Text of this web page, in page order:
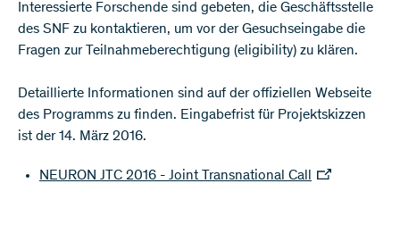
Interessierte Forschende sind gebeten, die Geschäftsstelle
des SNF zu kontaktieren, um vor der Gesuchseingabe die
Fragen zur Teilnahmeberechtigung (eligibility) zu klären.
Detaillierte Informationen sind auf der offiziellen Webseite
des Programms zu finden. Eingabefrist für Projektskizzen
ist der 14. März 2016.
NEURON JTC 2016 - Joint Transnational Call